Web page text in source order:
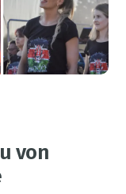
von